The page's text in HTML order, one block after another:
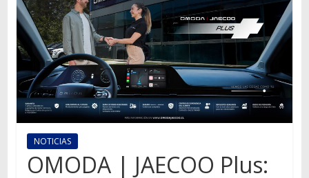
motos,
información
del
mundo
del
transporte
NOTICIAS
OMODA | JAECOO Plus: